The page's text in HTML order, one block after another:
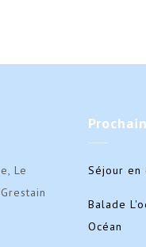
Le
Séjour en
Balade
Océan